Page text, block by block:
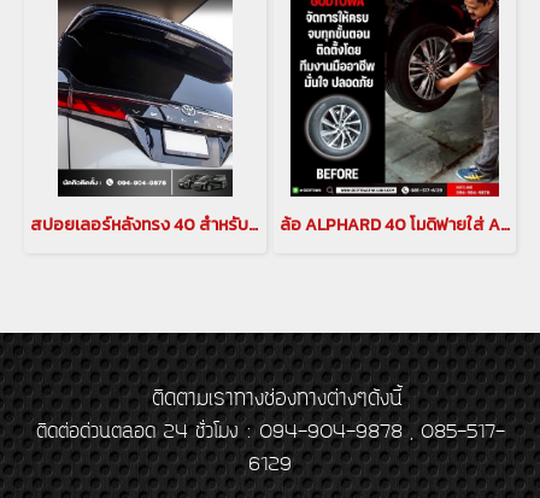
สปอยเลอร์หลังทรง 40 สำหรับ ALPHARD / VELLFIRE 30 ล้อ ALPHARD 40 โมดิฟายใส่ ALPHARD 30
ติดตามเราทางช่องทางต่างๆดังนี้
ติดต่อด่วนตลอด 24 ชั่วโมง : 094-904-9878 , 085-517-
6129